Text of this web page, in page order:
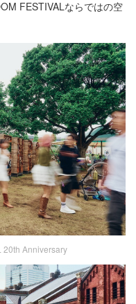
FESTIVALならではの空
20th Anniversary